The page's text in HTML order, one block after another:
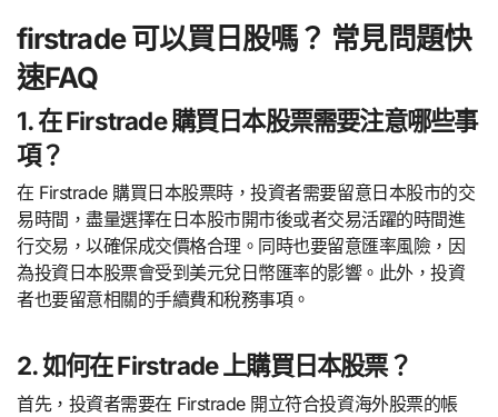
firstrade 可以買日股嗎？ 常見問題快
速FAQ
1. 在 Firstrade 購買日本股票需要注意哪些事
項？
在 Firstrade 購買日本股票時，投資者需要留意日本股市的交
易時間，盡量選擇在日本股市開市後或者交易活躍的時間進
行交易，以確保成交價格合理。同時也要留意匯率風險，因
為投資日本股票會受到美元兌日幣匯率的影響。此外，投資
者也要留意相關的手續費和稅務事項。
2. 如何在 Firstrade 上購買日本股票？
首先，投資者需要在 Firstrade 開立符合投資海外股票的帳